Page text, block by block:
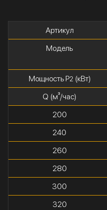
Артикул
Модель
Мощность P2(кВт)
Q (м³/час)
200
240
260
280
300
320